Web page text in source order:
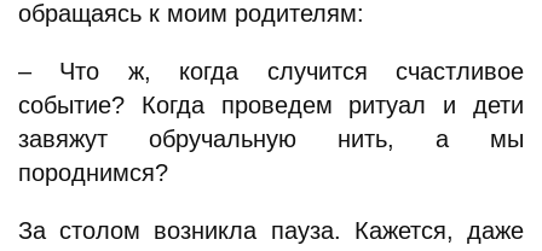
обращаясь к моим родителям:
– Что ж, когда случится счастливое
событие? Когда проведем ритуал и дети
завяжут обручальную нить, а мы
породнимся?
За столом возникла пауза. Кажется, даже